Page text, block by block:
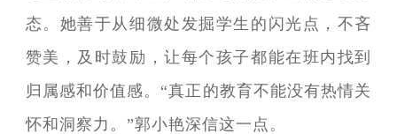
态。她善于从细微处发掘学生的闪光点，不吝
赞美，及时鼓励，让每个孩子都能在班内找到
归属感和价值感。“真正的教育不能没有热情关
怀和洞察力。”郭小艳深信这一点。